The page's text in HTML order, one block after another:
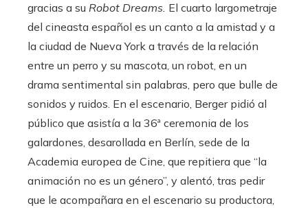
gracias a su Robot Dreams. El cuarto largometraje
del cineasta español es un canto a la amistad y a
la ciudad de Nueva York a través de la relación
entre un perro y su mascota, un robot, en un
drama sentimental sin palabras, pero que bulle de
sonidos y ruidos. En el escenario, Berger pidió al
público que asistía a la 36ª ceremonia de los
galardones, desarollada en Berlín, sede de la
Academia europea de Cine, que repitiera que “la
animación no es un género”, y alentó, tras pedir
que le acompañara en el escenario su productora,